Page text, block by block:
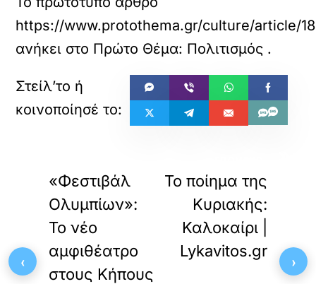
https://www.protothema.gr/culture/article/
ανήκει στο Πρώτο Θέμα: Πολιτισμός .
«Φεστιβάλ
Ολυμπίων»:
Το νέο
αμφιθέατρο
στους Κήπους
Το ποίημα της
Κυριακής:
Καλοκαίρι |
Lykavitos.gr
‹ ›